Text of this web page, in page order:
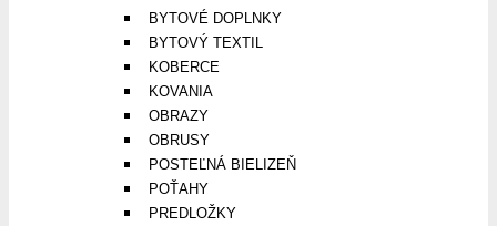
BYTOVÉ DOPLNKY
BYTOVÝ TEXTIL
KOBERCE
KOVANIA
OBRAZY
OBRUSY
POSTEĽNÁ BIELIZEŇ
POŤAHY
PREDLOŽKY